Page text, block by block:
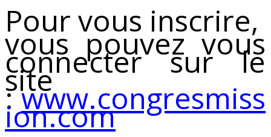
Pour vous inscrire,
vous pouvez vous
connecter sur le
site
:www.congresmiss
ion.com